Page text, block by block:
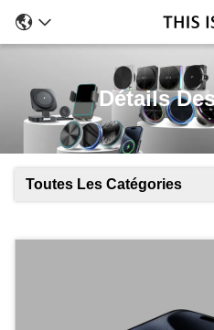
Détails
Toutes Les Catégories